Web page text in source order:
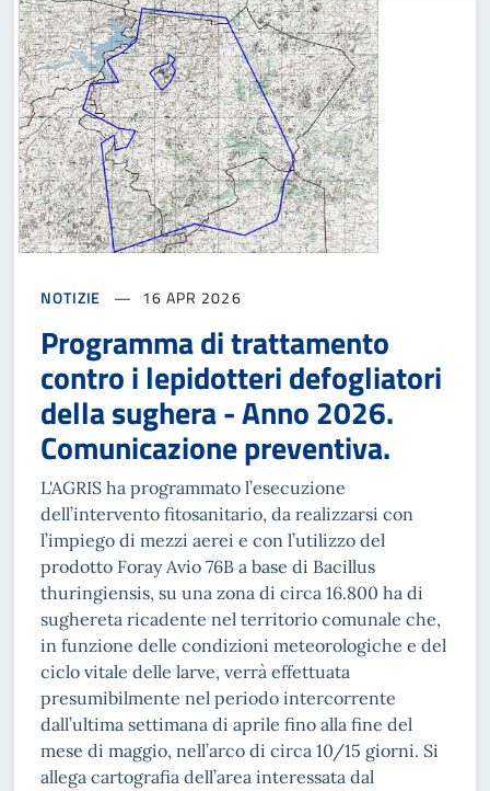
NOTIZIE 16 APR 2026
Programma di trattamento
contro i lepidotteri defogliatori
della sughera - Anno 2026.
Comunicazione preventiva.
L'AGRIS ha programmato l’esecuzione
dell’intervento fitosanitario, da realizzarsi con
l’impiego di mezzi aerei e con l’utilizzo del
prodotto Foray Avio 76B a base di Bacillus
thuringiensis, su una zona di circa 16.800 ha di
sughereta ricadente nel territorio comunale che,
in funzione delle condizioni meteorologiche e del
ciclo vitale delle larve, verrà effettuata
presumibilmente nel periodo intercorrente
dall’ultima settimana di aprile fino alla fine del
mese di maggio, nell’arco di circa 10/15 giorni. Si
allega cartografia dell’area interessata dal